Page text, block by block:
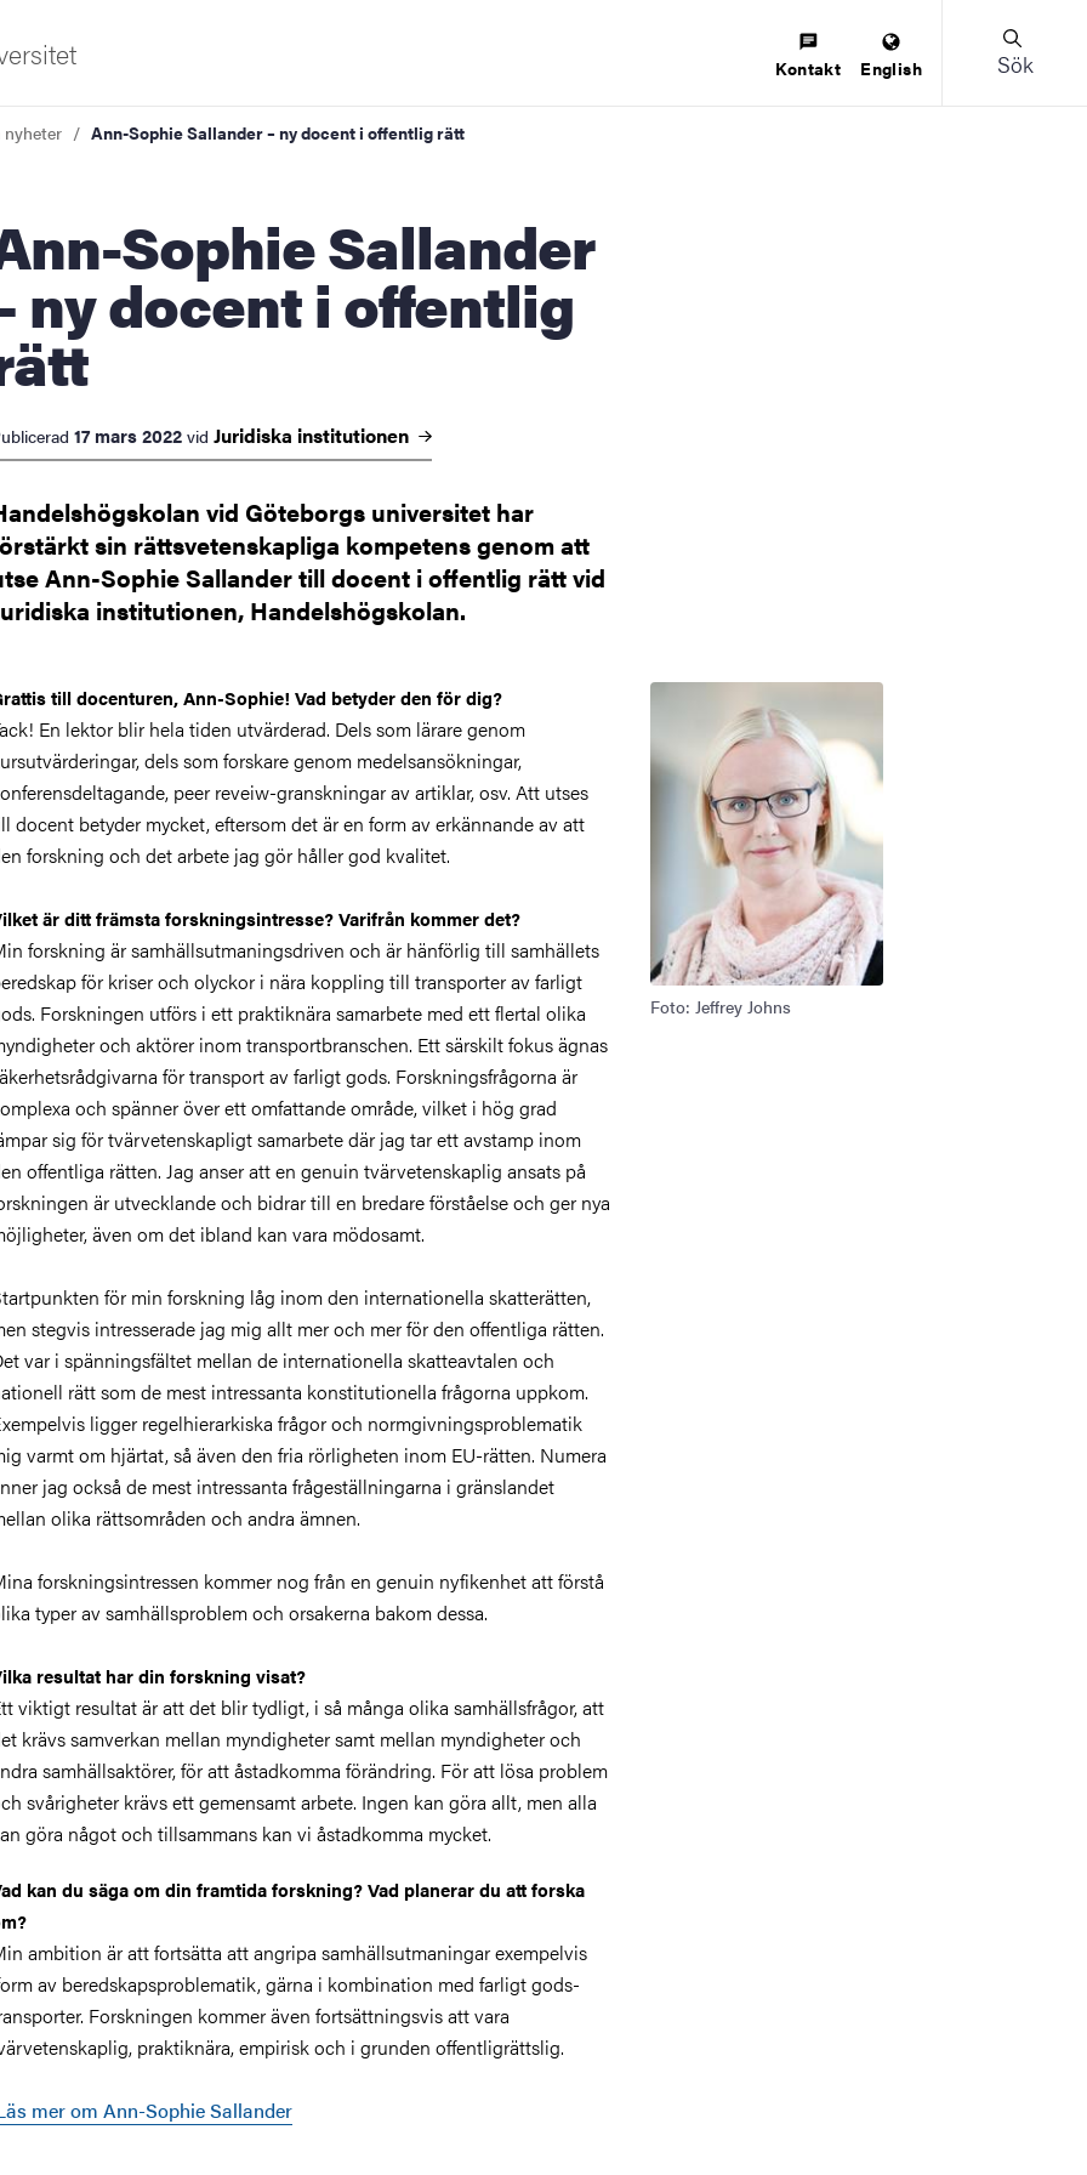
innovation
Kontakt English Sök
nyheter Ann-Sophie Sallander – ny docent i offentlig rätt
ny docent i offentlig
17 mars 2022 vid Juridiska institutionen
vid Göteborgs universitet har
sin rättsvetenskapliga kompetens genom att
Ann-Sophie Sallander till docent i offentlig rätt vid
institutionen, Handelshögskolan.
Bild
Foto: Jeffrey Johns
till docenturen, Ann-Sophie! Vad betyder den för dig?
En lektor blir hela tiden utvärderad. Dels som lärare genom
dels som forskare genom medelsansökningar,
peer reveiw-granskningar av artiklar, osv. Att utses
docent betyder mycket, eftersom det är en form av erkännande av att
forskning och det arbete jag gör håller god kvalitet.
är ditt främsta forskningsintresse? Varifrån kommer det?
forskning är samhällsutmaningsdriven och är hänförlig till samhällets
för kriser och olyckor i nära koppling till transporter av farligt
Forskningen utförs i ett praktiknära samarbete med ett flertal olika
och aktörer inom transportbranschen. Ett särskilt fokus ägnas
för transport av farligt gods. Forskningsfrågorna är
och spänner över ett omfattande område, vilket i hög grad
sig för tvärvetenskapligt samarbete där jag tar ett avstamp inom
offentliga rätten. Jag anser att en genuin tvärvetenskaplig ansats på
är utvecklande och bidrar till en bredare förståelse och ger nya
även om det ibland kan vara mödosamt.
för min forskning låg inom den internationella skatterätten,
stegvis intresserade jag mig allt mer och mer för den offentliga rätten.
var i spänningsfältet mellan de internationella skatteavtalen och
rätt som de mest intressanta konstitutionella frågorna uppkom.
ligger regelhierarkiska frågor och normgivningsproblematik
varmt om hjärtat, så även den fria rörligheten inom EU-rätten. Numera
jag också de mest intressanta frågeställningarna i gränslandet
olika rättsområden och andra ämnen.
forskningsintressen kommer nog från en genuin nyfikenhet att förstå
typer av samhällsproblem och orsakerna bakom dessa.
resultat har din forskning visat?
viktigt resultat är att det blir tydligt, i så många olika samhällsfrågor, att
krävs samverkan mellan myndigheter samt mellan myndigheter och
samhällsaktörer, för att åstadkomma förändring. För att lösa problem
svårigheter krävs ett gemensamt arbete. Ingen kan göra allt, men alla
göra något och tillsammans kan vi åstadkomma mycket.
kan du säga om din framtida forskning? Vad planerar du att forska
ambition är att fortsätta att angripa samhällsutmaningar exempelvis
av beredskapsproblematik, gärna i kombination med farligt gods-
Forskningen kommer även fortsättningsvis att vara
praktiknära, empirisk och i grunden offentligrättslig.
mer om Ann-Sophie Sallander